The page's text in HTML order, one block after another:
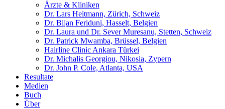
Ärzte & Kliniken
Dr. Lars Heitmann, Zürich, Schweiz
Dr. Bijan Feriduni, Hasselt, Belgien
Dr. Laura und Dr. Sever Muresanu, Stetten, Schweiz
Dr. Patrick Mwamba, Brüssel, Belgien
Hairline Clinic Ankara Türkei
Dr. Michalis Georgiou, Nikosia, Zypern
Dr. John P. Cole, Atlanta, USA
Resultate
Medien
Buch
Über